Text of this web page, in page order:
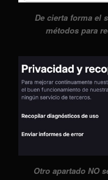
De cierta forma el
métodos para
Otro apartado NO